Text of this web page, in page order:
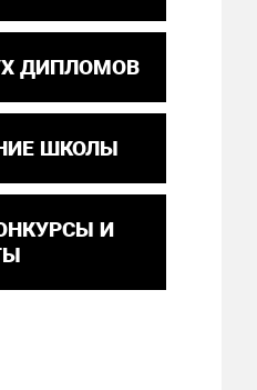
ДИПЛОМОВ
ШКОЛЫ
И